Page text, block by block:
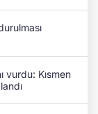
vurdu: Kısmen